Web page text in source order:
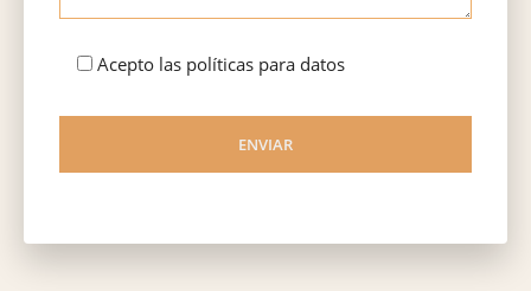
Acepto las políticas para datos
ENVIAR